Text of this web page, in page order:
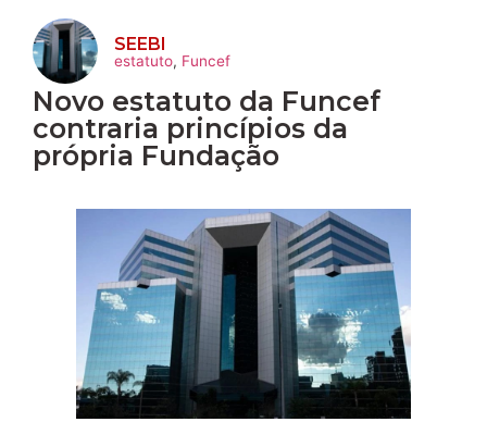
SEEBI
estatuto, Funcef
Novo estatuto da Funcef
contraria princípios da
própria Fundação